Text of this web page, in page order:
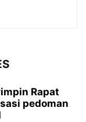
Rapat
pedoman